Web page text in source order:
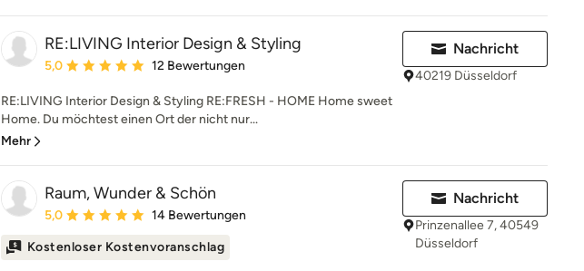
RE:LIVING Interior Design & Styling
Durchschnittliche Bewertung: 5 von 5 Sternen
5,0 12 Bewertungen
RE:LIVING Interior Design & Styling RE:FRESH - HOME Home sweet
Home. Du möchtest einen Ort der nicht nur...
Mehr
Nachricht
40219 Düsseldorf
Raum, Wunder & Schön
Durchschnittliche Bewertung: 5 von 5 Sternen
5,0 14 Bewertungen
Kostenloser Kostenvoranschlag
Nachricht
Prinzenallee 7, 40549
Düsseldorf